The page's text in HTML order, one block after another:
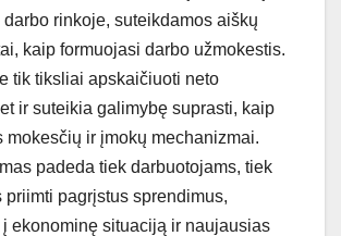
rinkoje, suteikdamos aiškų
kaip formuojasi darbo užmokestis.
tik tiksliai apskaičiuoti neto
ir suteikia galimybę suprasti, kaip
mokesčių ir įmokų mechanizmai.
padeda tiek darbuotojams, tiek
priimti pagrįstus sprendimus,
ekonominę situaciją ir naujausias